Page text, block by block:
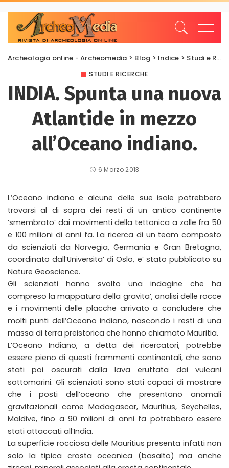
Archeologia online - Archeomedia > Blog > Indice > Studi e Ricerche
STUDI E RICERCHE
INDIA. Spunta una nuova
Atlantide in mezzo
all’Oceano indiano.
6 Marzo 2013
L’Oceano indiano e alcune delle sue isole potrebbero
trovarsi al di sopra dei resti di un antico continente
‘smembrato’ dai movimenti della tettonica a zolle fra 50
e 100 milioni di anni fa. La ricerca di un team composto
da scienziati da Norvegia, Germania e Gran Bretagna,
coordinato dall’Universita’ di Oslo, e’ stato pubblicato su
Nature Geoscience.
Gli scienziati hanno svolto una indagine che ha
compreso la mappatura della gravita’, analisi delle rocce
e i movimenti delle placche arrivato a concludere che
molti punti dell’Oceano indiano, nascondo i resti di una
massa di terra preistorica che hanno chiamato Mauritia.
L’Oceano Indiano, a detta dei ricercatori, potrebbe
essere pieno di questi frammenti continentali, che sono
stati poi oscurati dalla lava eruttata dai vulcani
sottomarini. Gli scienziati sono stati capaci di mostrare
che i posti dell’oceano che presentano anomali
gravitazionali come Madagascar, Mauritius, Seychelles,
Maldive, fino a 90 milioni di anni fa potrebbero essere
stati attaccati all’India.
La superficie rocciosa delle Mauritius presenta infatti non
solo la tipica crosta oceanica (basalto) ma anche